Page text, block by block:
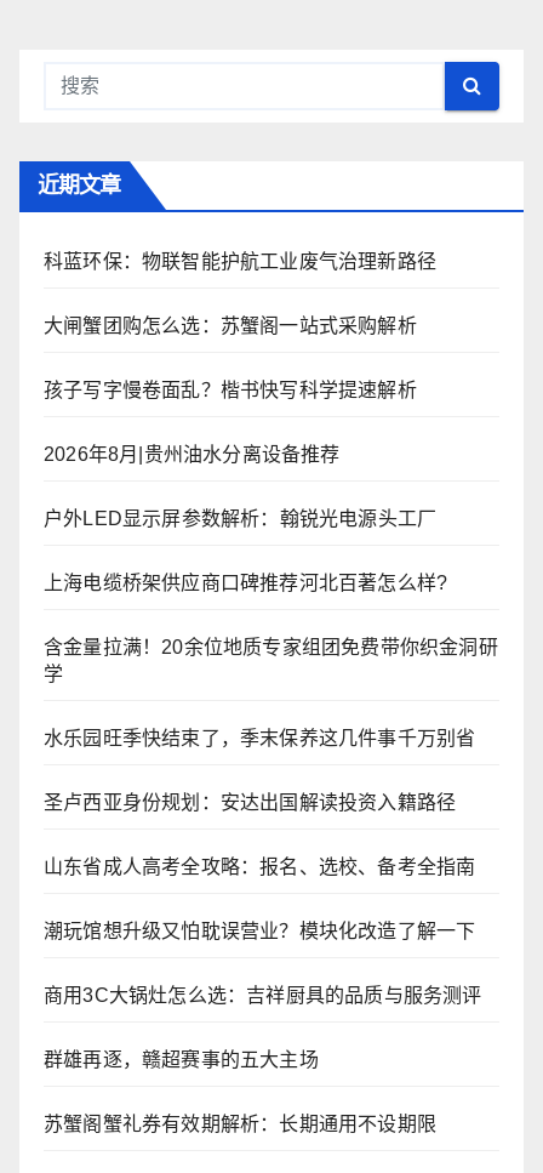
近期文章
科蓝环保：物联智能护航工业废气治理新路径
大闸蟹团购怎么选：苏蟹阁一站式采购解析
孩子写字慢卷面乱？楷书快写科学提速解析
2026年8月|贵州油水分离设备推荐
户外LED显示屏参数解析：翰锐光电源头工厂
上海电缆桥架供应商口碑推荐河北百著怎么样?
含金量拉满！20余位地质专家组团免费带你织金洞研
学
水乐园旺季快结束了，季末保养这几件事千万别省
圣卢西亚身份规划：安达出国解读投资入籍路径
山东省成人高考全攻略：报名、选校、备考全指南
潮玩馆想升级又怕耽误营业？模块化改造了解一下
商用3C大锅灶怎么选：吉祥厨具的品质与服务测评
群雄再逐，赣超赛事的五大主场
苏蟹阁蟹礼券有效期解析：长期通用不设期限